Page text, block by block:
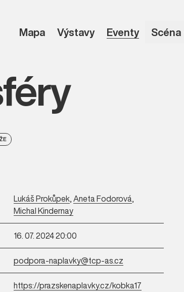
Mapa Výstavy Eventy Scéna
Lukáš Prokůpek,Aneta Fodorová,
Michal Kindernay
16. 07. 2024 20:00
podpora-naplavky@tcp-as.cz
https://prazskenaplavky.cz/kobka17